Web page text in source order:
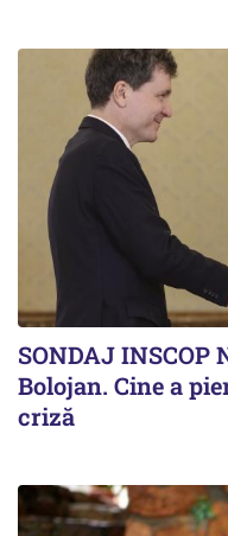
SONDAJ INSCOP
Bolojan. Cine a
criză